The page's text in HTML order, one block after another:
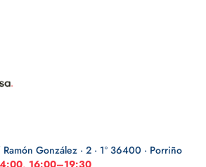
González · 2 · 1º 36400 · Porriño